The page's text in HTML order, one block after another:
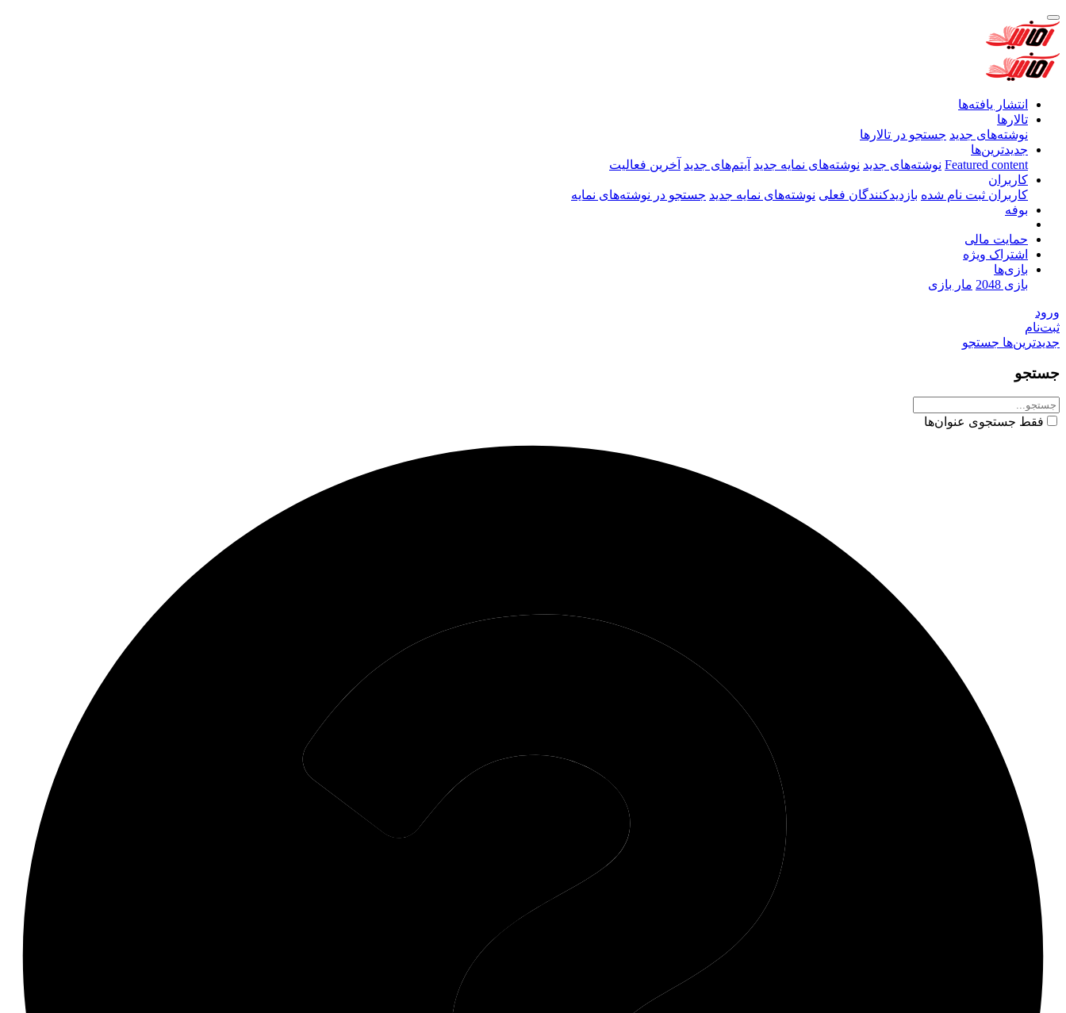
انتشار یافته‌ها
تالارها
نوشته‌های جدید جستجو در تالارها
جدیدترین‌ها
Featured content نوشته‌های جدید نوشته‌های نمایه جدید آیتم‌های جدید آخرین فعالیت
کاربران
کاربران ثبت نام شده بازدیدکنندگان فعلی نوشته‌های نمایه جدید جستجو در نوشته‌های نمایه
بوفه
حمایت مالی
اشتراک ویژه
بازی‌ها
بازی 2048
مار بازی
ورود
ثبت‌نام
جدیدترین‌ها جستجو
جستجو
فقط جستجوی عنوان‌ها